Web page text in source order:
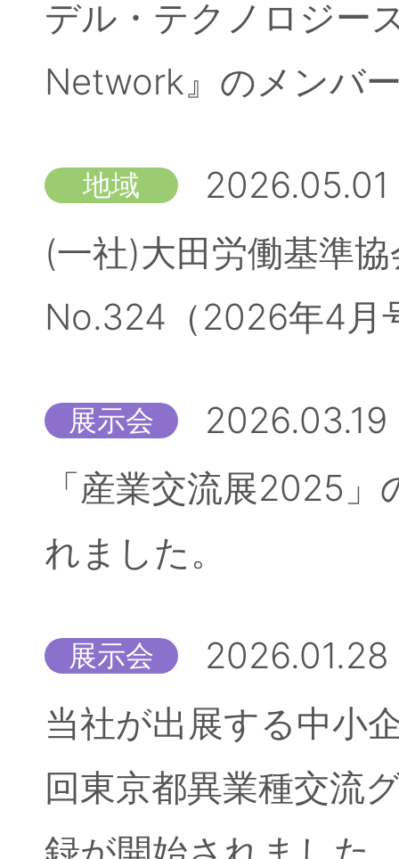
デル・テクノロジー
Network』のメンバ
地域
2026.05.01
(一社)大田労働基準
No.324（2026年4月
展示会
2026.03.19
「産業交流展2025
れました。
展示会
2026.01.28
当社が出展する中小
回東京都異業種交流